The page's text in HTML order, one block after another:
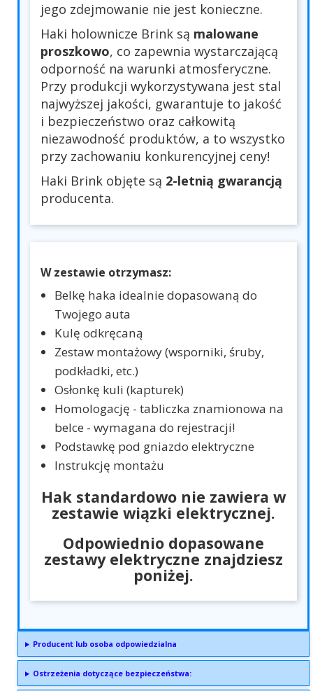
jego zdejmowanie nie jest konieczne.
Haki holownicze Brink są malowane
proszkowo, co zapewnia wystarczającą
odporność na warunki atmosferyczne.
Przy produkcji wykorzystywana jest stal
najwyższej jakości, gwarantuje to jakość
i bezpieczeństwo oraz całkowitą
niezawodność produktów, a to wszystko
przy zachowaniu konkurencyjnej ceny!
Haki Brink objęte są 2-letnią gwarancją
producenta.
W zestawie otrzymasz:
Belkę haka idealnie dopasowaną do
Twojego auta
Kulę odkręcaną
Zestaw montażowy (wsporniki, śruby,
podkładki, etc.)
Osłonkę kuli (kapturek)
Homologację - tabliczka znamionowa na
belce - wymagana do rejestracji!
Podstawkę pod gniazdo elektryczne
Instrukcję montażu
Hak standardowo nie zawiera w
zestawie wiązki elektrycznej.
Odpowiednio dopasowane
zestawy elektryczne znajdziesz
poniżej.
Producent lub osoba odpowiedzialna
Ostrzeżenia dotyczące bezpieczeństwa: